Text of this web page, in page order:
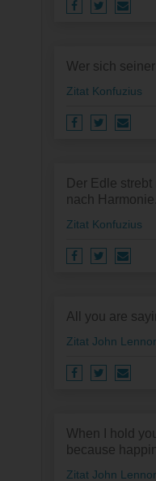
Wer sich
Zitat Konfuzius
Der Edle
nach Harmonie.
Zitat Konfuzius
All you are
Zitat John
When I hold
because
Zitat John